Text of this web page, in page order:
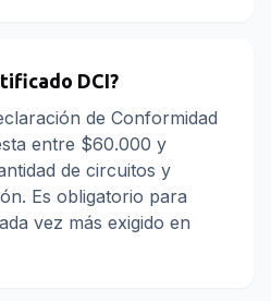
DCI?
de Conformidad
entre $60.000 y
de circuitos y
Es obligatorio para
vez más exigido en